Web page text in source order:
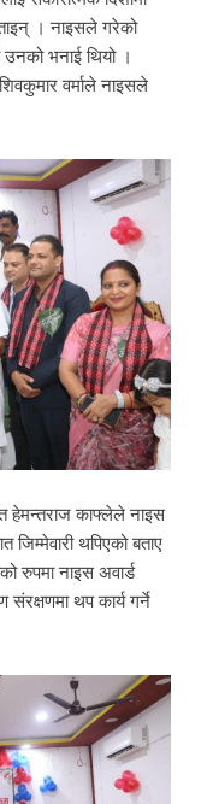
। नाइसले गरेको
भनाई थियो ।
वर्माले नाइसले
हेमन्तराज काफ्लेले नाइस
जिम्मेवारी थपिएको बताए
रुपमा नाइस अवार्ड
संरक्षणमा थप कार्य गर्ने